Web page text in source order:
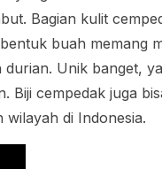
Bagian kulit
buah memang
Unik banget,
Biji cempedak juga
wilayah di Indonesia.